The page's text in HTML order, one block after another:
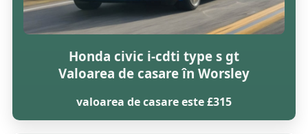
Honda civic i-cdti type s gt
Valoarea de casare în Worsley
valoarea de casare este £315